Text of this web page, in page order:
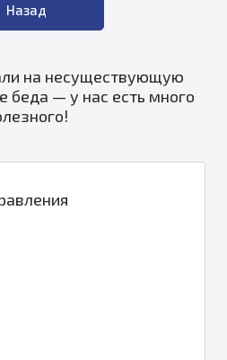
Назад
на несуществующую
беда — у нас есть много